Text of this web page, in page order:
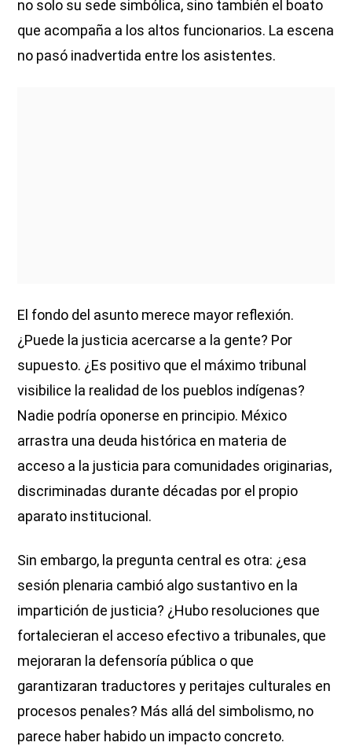
no solo su sede simbólica, sino también el boato
que acompaña a los altos funcionarios. La escena
no pasó inadvertida entre los asistentes.
El fondo del asunto merece mayor reflexión.
¿Puede la justicia acercarse a la gente? Por
supuesto. ¿Es positivo que el máximo tribunal
visibilice la realidad de los pueblos indígenas?
Nadie podría oponerse en principio. México
arrastra una deuda histórica en materia de
acceso a la justicia para comunidades originarias,
discriminadas durante décadas por el propio
aparato institucional.
Sin embargo, la pregunta central es otra: ¿esa
sesión plenaria cambió algo sustantivo en la
impartición de justicia? ¿Hubo resoluciones que
fortalecieran el acceso efectivo a tribunales, que
mejoraran la defensoría pública o que
garantizaran traductores y peritajes culturales en
procesos penales? Más allá del simbolismo, no
parece haber habido un impacto concreto.